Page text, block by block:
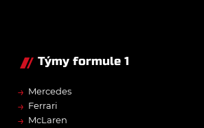
Týmy formule 1
→ Mercedes
→ Ferrari
→ McLaren